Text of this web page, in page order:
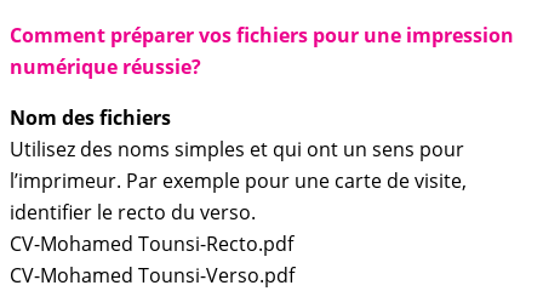
Comment préparer vos fichiers pour une impression
numérique réussie?
Nom des fichiers
Utilisez des noms simples et qui ont un sens pour
l’imprimeur. Par exemple pour une carte de visite,
identifier le recto du verso.
CV-Mohamed Tounsi-Recto.pdf
CV-Mohamed Tounsi-Verso.pdf